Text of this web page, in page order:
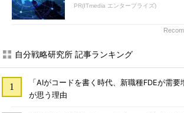
PR(ITmedia エンタープライズ)
自分戦略研究所 記事ランキング
「AIがコードを書く時代、新職種FDEが需
が思う理由